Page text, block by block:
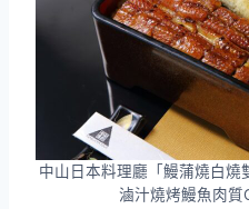
中山日本料理廳「鰻蒲燒白燒
滷汁燒烤鰻魚肉質